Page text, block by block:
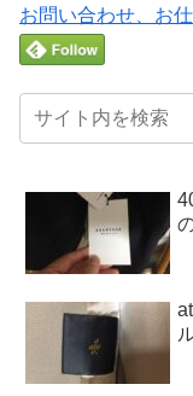
お問い合わせ、お